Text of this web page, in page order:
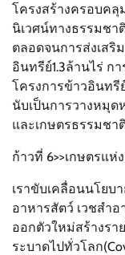
โครงสร้างครอบคลุ
นิเวศน์ทางธรรมชา
ตลอดจนการส่งเสริ
อินทรีย์1.3ล้านไร่
โครงการข้าวอินทรี
นับเป็นการวางหมุด
และเกษตรธรรมช
ก้าวที่ 6>>เกษตรแ
เราขับเคลื่อนนโยบ
อาหารสัตว์ เวชสำ
ออกตัวใหม่สร้างรา
ระบาดไปทั่วโลก